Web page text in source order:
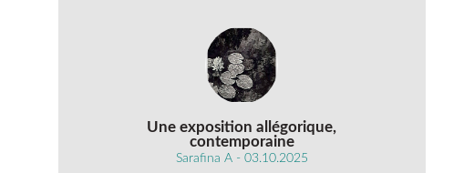
Une exposition allégorique,
contemporaine
Sarafina A - 03.10.2025